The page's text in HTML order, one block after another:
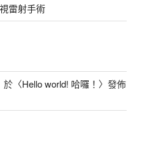
雷射手術
於〈Hello world! 哈囉！ 〉發佈